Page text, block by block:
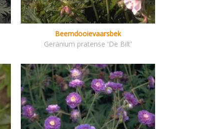
Beemdooievaarsbek
Geranium pratense 'De Bilt'